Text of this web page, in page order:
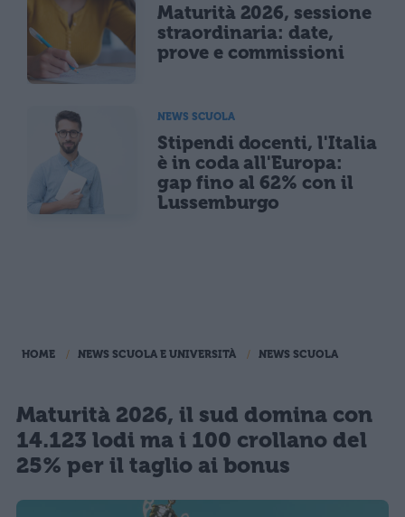
Maturità 2026, sessione
straordinaria: date,
prove e commissioni
NEWS SCUOLA
Stipendi docenti, l'Italia
è in coda all'Europa:
gap fino al 62% con il
Lussemburgo
HOME NEWS SCUOLA E UNIVERSITÀ NEWS SCUOLA
Maturità 2026, il sud domina con
14.123 lodi ma i 100 crollano del
25% per il taglio ai bonus